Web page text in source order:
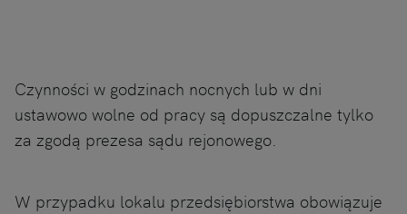
Czynności w godzinach nocnych lub w dni
ustawowo wolne od pracy są dopuszczalne tylko
za zgodą prezesa sądu rejonowego.
W przypadku lokalu przedsiębiorstwa obowiązuje